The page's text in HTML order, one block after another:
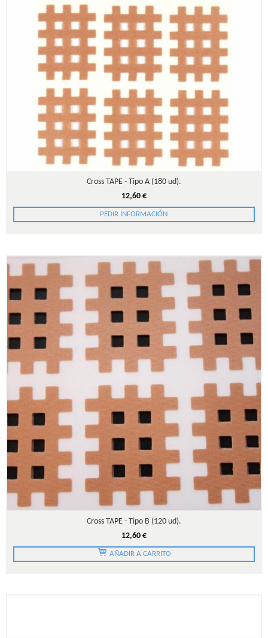
Cross TAPE - Tipo A (180 ud).
12,60 €
PEDIR INFORMACIÓN
Cross TAPE - Tipo B (120 ud).
12,60 €
AÑADIR A CARRITO